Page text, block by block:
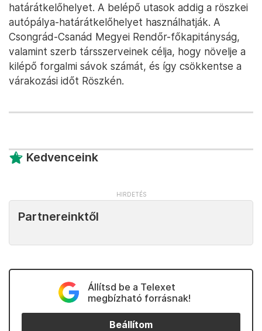
határátkelőhelyet. A belépő utasok addig a röszkei
autópálya-határátkelőhelyet használhatják. A
Csongrád-Csanád Megyei Rendőr-főkapitányság,
valamint szerb társszerveinek célja, hogy növelje a
kilépő forgalmi sávok számát, és így csökkentse a
várakozási időt Röszkén.
Kedvenceink
Partnereinktől
Állítsd be a Telexet
megbízható forrásnak!
Beállítom